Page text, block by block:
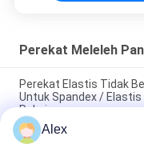
Perekat Meleleh
Perekat Elastis Tidak
Untuk Spandex /
Pakai
Jenis Bantal Packing
Alex